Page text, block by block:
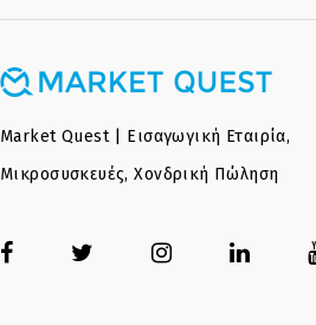
Market Quest | Εισαγωγική Εταιρία,
Μικροσυσκευές, Χονδρική Πώληση